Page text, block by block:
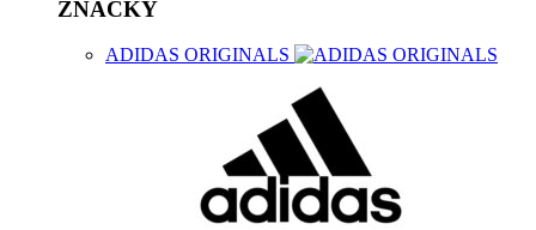
ZNAČKY
ADIDAS ORIGINALS